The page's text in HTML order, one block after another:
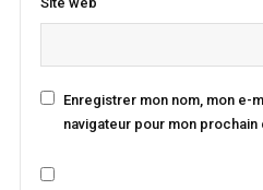
Enregistrer mon nom, mon e-
navigateur pour mon